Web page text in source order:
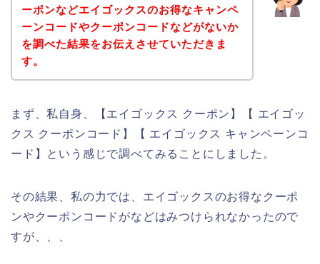
ーポンなどエイゴックスのお得なキャンペ
ーンコードやクーポンコードなどがないか
を調べた結果をお伝えさせていただきま
す。
まず、私自身、【エイゴックス クーポン】【 エイゴッ
クス クーポンコード】【 エイゴックス キャンペーンコ
ード】という感じで調べてみることにしました。
その結果、私の力では、エイゴックスのお得なクーポ
ンやクーポンコードがなどはみつけられなかったので
すが、、、